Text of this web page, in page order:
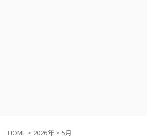
HOME > 2026年 > 5月